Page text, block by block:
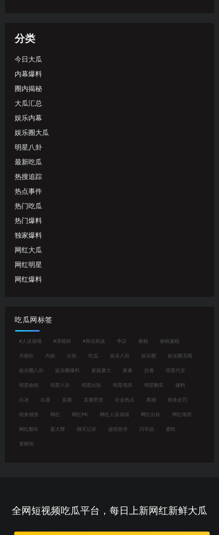
分类
今日大瓜
内幕爆料
圈内揭秘
大瓜汇总
娱乐内幕
娱乐圈大瓜
明星八卦
最新吃瓜
热搜追踪
热点事件
热门吃瓜
热门爆料
独家爆料
网红大瓜
网红明星
网红爆料
吃瓜网标签
#人设崩塌 #潜规则 #舆论风波 争议 偷税 偷税漏税
关晓彤 内娱 出轨 吃瓜 娱乐八卦 娱乐圈 娱乐圈丑闻
娱乐圈八卦 娱乐圈爆料 家庭暴力 家暴 抄袭 明星代言
明星偷税 明星八卦 明星出轨 明星塌房 明星翻车 爆料
白冰 白鹿 直播 直播带货 社会热点 离婚 税务处罚
税务稽查 网红 网红PK 网红人设崩塌 网红出轨 网红塌房
网红翻车 耍大牌 聊天记录 虚假宣传 闫学晶 鹿晗
黄晓明
全网短视频吃瓜平台，每日上新网红新鲜大瓜